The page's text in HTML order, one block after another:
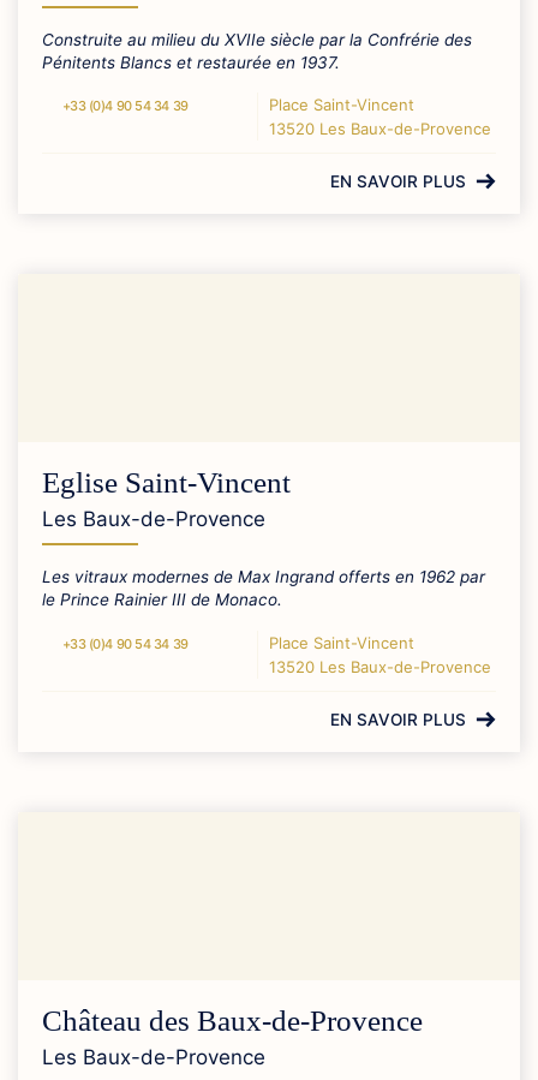
Construite au milieu du XVIIe siècle par la Confrérie des
Pénitents Blancs et restaurée en 1937.
+33 (0)4 90 54 34 39
Place Saint-Vincent
13520 Les Baux-de-Provence
EN SAVOIR PLUS
Eglise Saint-Vincent
Les Baux-de-Provence
Les vitraux modernes de Max Ingrand offerts en 1962 par
le Prince Rainier III de Monaco.
+33 (0)4 90 54 34 39
Place Saint-Vincent
13520 Les Baux-de-Provence
EN SAVOIR PLUS
Château des Baux-de-Provence
Les Baux-de-Provence